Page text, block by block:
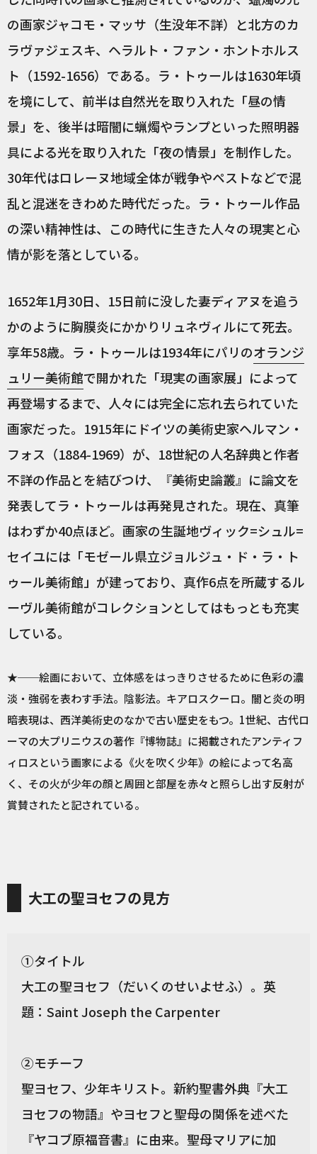
の画家ジャコモ・マッサ（生没年不詳）と北方のカ
ラヴァジェスキ、ヘラルト・ファン・ホントホルス
ト（1592-1656）である。ラ・トゥールは1630年頃
を境にして、前半は自然光を取り入れた「昼の情
景」を、後半は暗闇に蝋燭やランプといった照明器
具による光を取り入れた「夜の情景」を制作した。
30年代はロレーヌ地域全体が戦争やペストなどで混
乱と混迷をきわめた時代だった。ラ・トゥール作品
の深い精神性は、この時代に生きた人々の現実と心
情が影を落としている。
1652年1月30日、15日前に没した妻ディアヌを追う
かのように胸膜炎にかかりリュネヴィルにて死去。
享年58歳。ラ・トゥールは1934年にパリのオランジ
ュリー美術館で開かれた「現実の画家展」によって
再登場するまで、人々には完全に忘れ去られていた
画家だった。1915年にドイツの美術史家ヘルマン・
フォス（1884-1969）が、18世紀の人名辞典と作者
不詳の作品とを結びつけ、『美術史論叢』に論文を
発表してラ・トゥールは再発見された。現在、真筆
はわずか40点ほど。画家の生誕地ヴィック=シュル=
セイユには「モゼール県立ジョルジュ・ド・ラ・ト
ゥール美術館」が建っており、真作6点を所蔵するル
ーヴル美術館がコレクションとしてはもっとも充実
している。
★──絵画において、立体感をはっきりさせるために色彩の濃
淡・強弱を表わす手法。陰影法。キアロスクーロ。闇と炎の明
暗表現は、西洋美術史のなかで古い歴史をもつ。1世紀、古代ロ
ーマの大プリニウスの著作『博物誌』に掲載されたアンティフ
ィロスという画家による《火を吹く少年》の絵によって名高
く、その火が少年の顔と周囲と部屋を赤々と照らし出す反射が
賞賛されたと記されている。
大工の聖ヨセフの見方
①タイトル
大工の聖ヨセフ（だいくのせいよせふ）。英
題：Saint Joseph the Carpenter
②モチーフ
聖ヨセフ、少年キリスト。新約聖書外典『大工
ヨセフの物語』やヨセフと聖母の関係を述べた
『ヤコブ原福音書』に由来。聖母マリアに加